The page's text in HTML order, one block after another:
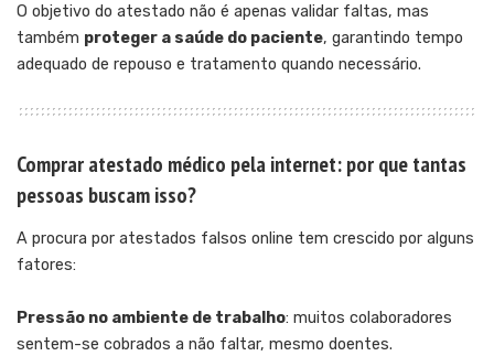
O objetivo do atestado não é apenas validar faltas, mas
também proteger a saúde do paciente, garantindo tempo
adequado de repouso e tratamento quando necessário.
Comprar atestado médico pela internet: por que tantas
pessoas buscam isso?
A procura por atestados falsos online tem crescido por alguns
fatores:
Pressão no ambiente de trabalho: muitos colaboradores
sentem-se cobrados a não faltar, mesmo doentes.